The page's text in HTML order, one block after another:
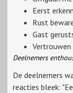
Eerst
Rust
Gast
Deelnemers
De deelnemers
reacties bleek: